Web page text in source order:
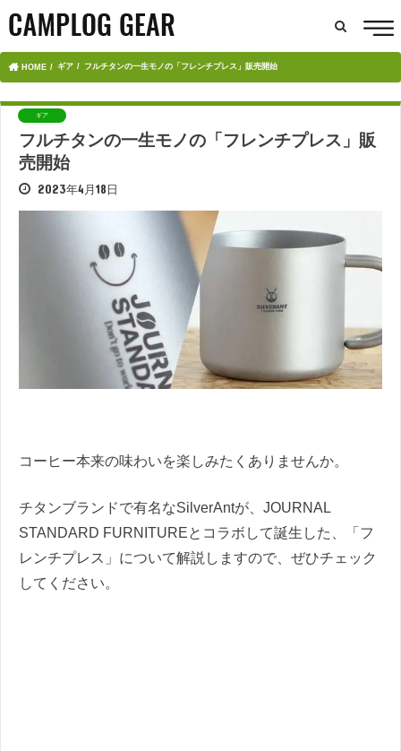
HOME ギア フルチタンの一生モノの「フレンチプレス」販売開始
ギア
フルチタンの一生モノの「フレンチプレス」販
売開始
2023年4月18日
コーヒー本来の味わいを楽しみたくありませんか。
チタンブランドで有名なSilverAntが、JOURNAL
STANDARD FURNITUREとコラボして誕生した、「フ
レンチプレス」について解説しますので、ぜひチェック
してください。